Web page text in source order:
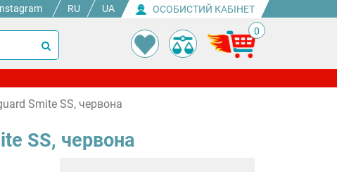
RU UA ОСОБИСТИЙ КАБІНЕТ
0
Smite SS, червона
SS, червона